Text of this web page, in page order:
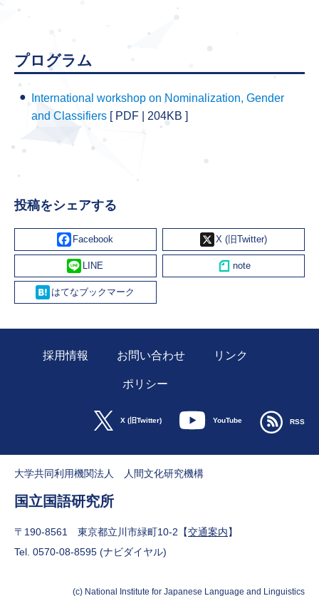
プログラム
International workshop on Nominalization, Gender
and Classifiers [ PDF | 204KB ]
投稿をシェアする
Facebook X
Line
Hatena
採用情報 お問い合わせ リンク
ポリシー
X (旧Twitter) YouTube RSS
大学共同利用機関法人 人間文化研究機構
国立国語研究所
〒190-8561 東京都立川市緑町10-2【交通案内】
Tel. 0570-08-8595 (ナビダイヤル)
(c) National Institute for Japanese Language and Linguistics